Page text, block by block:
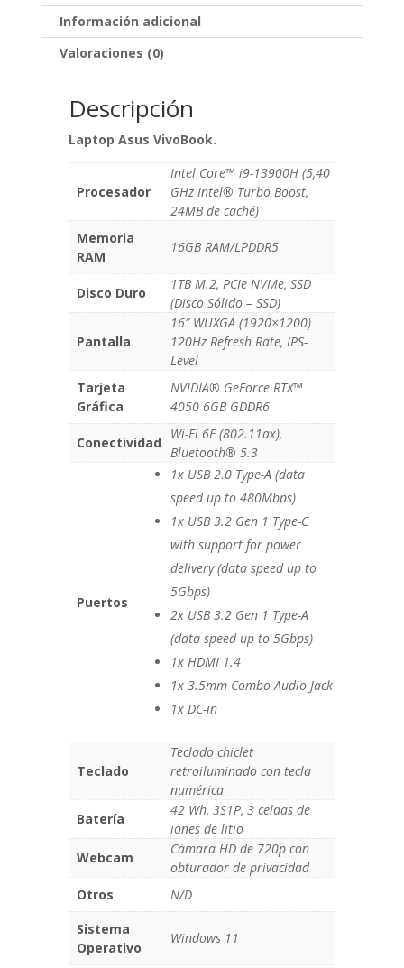
Información adicional
Valoraciones (0)
Descripción
Laptop Asus VivoBook.
Procesador
Intel Core™ i9-13900H (5,40
GHz Intel® Turbo Boost,
24MB de caché)
Memoria
RAM
16GB RAM/LPDDR5
Disco Duro
1TB M.2, PCIe NVMe, SSD
(Disco Sólido – SSD)
Pantalla
16″ WUXGA (1920×1200)
120Hz Refresh Rate, IPS-
Level
Tarjeta
Gráfica
NVIDIA® GeForce RTX™
4050 6GB GDDR6
Conectividad
Wi-Fi 6E (802.11ax),
Bluetooth® 5.3
Puertos
1x USB 2.0 Type-A (data
speed up to 480Mbps)
1x USB 3.2 Gen 1 Type-C
with support for power
delivery (data speed up to
5Gbps)
2x USB 3.2 Gen 1 Type-A
(data speed up to 5Gbps)
1x HDMI 1.4
1x 3.5mm Combo Audio Jack
1x DC-in
Teclado
Teclado chiclet
retroiluminado con tecla
numérica
Batería
42 Wh, 3S1P, 3 celdas de
iones de litio
Webcam
Cámara HD de 720p con
obturador de privacidad
Otros
N/D
Sistema
Operativo
Windows 11